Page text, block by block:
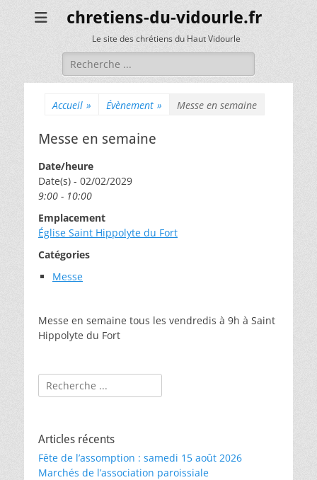
chretiens-du-vidourle.fr
Le site des chrétiens du Haut Vidourle
Rechercher :
Accueil » Évènement » Messe en semaine
Messe en semaine
Date/heure
Date(s) - 02/02/2029
9:00 - 10:00
Emplacement
Église Saint Hippolyte du Fort
Catégories
Messe
Messe en semaine tous les vendredis à 9h à Saint
Hippolyte du Fort
Rechercher :
Articles récents
Fête de l’assomption : samedi 15 août 2026
Marchés de l’association paroissiale